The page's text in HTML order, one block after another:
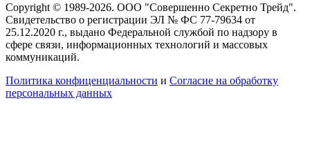
Copyright © 1989-2026. ООО "Совершенно Секретно Трейд".
Свидетельство о регистрации ЭЛ № ФС 77-79634 от
25.12.2020 г., выдано Федеральной службой по надзору в
сфере связи, информационных технологий и массовых
коммуникаций.
Политика конфиценциальности и Согласие на обработку
персональных данных